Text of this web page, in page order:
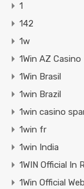
1
142
1w
1Win AZ Casino
1Win Brasil
1win Brazil
1win casino
1win fr
1win India
1WIN Official In
1Win Official